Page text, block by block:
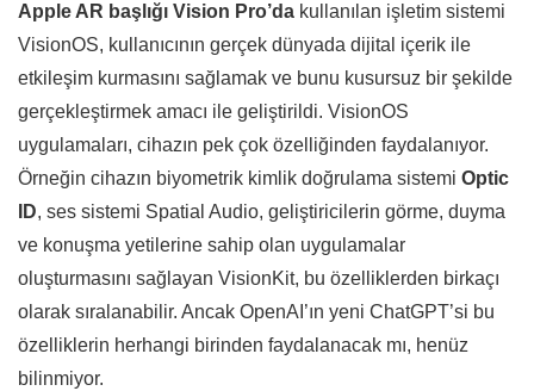
Apple AR başlığı Vision Pro’da kullanılan işletim sistemi
VisionOS, kullanıcının gerçek dünyada dijital içerik ile
etkileşim kurmasını sağlamak ve bunu kusursuz bir şekilde
gerçekleştirmek amacı ile geliştirildi. VisionOS
uygulamaları, cihazın pek çok özelliğinden faydalanıyor.
Örneğin cihazın biyometrik kimlik doğrulama sistemi Optic
ID, ses sistemi Spatial Audio, geliştiricilerin görme, duyma
ve konuşma yetilerine sahip olan uygulamalar
oluşturmasını sağlayan VisionKit, bu özelliklerden birkaçı
olarak sıralanabilir. Ancak OpenAI’ın yeni ChatGPT’si bu
özelliklerin herhangi birinden faydalanacak mı, henüz
bilinmiyor.